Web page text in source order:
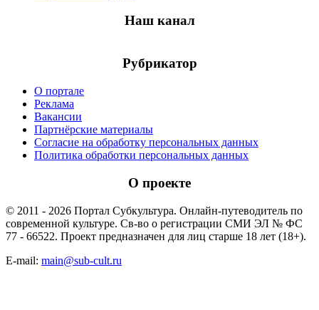
Наш канал
Рубрикатор
О портале
Реклама
Вакансии
Партнёрские материалы
Согласие на обработку персональных данных
Политика обработки персональных данных
О проекте
© 2011 - 2026 Портал Субкультура. Онлайн-путеводитель по
современной культуре. Св-во о регистрации СМИ ЭЛ № ФС
77 - 66522. Проект предназначен для лиц старше 18 лет (18+).
E-mail: main@sub-cult.ru